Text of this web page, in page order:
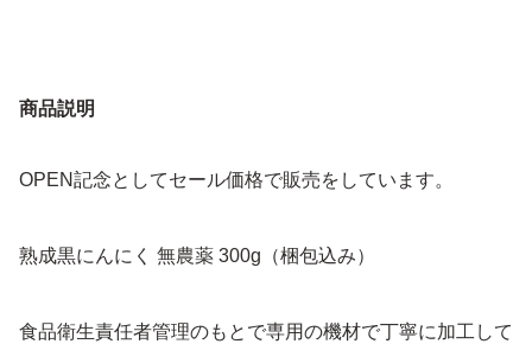
商品説明
OPEN記念としてセール価格で販売をしています。
熟成黒にんにく 無農薬 300g（梱包込み）
食品衛生責任者管理のもとで専用の機材で丁寧に加工して